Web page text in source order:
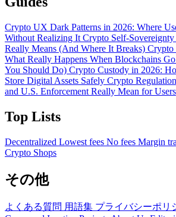
Crypto UX Dark Patterns in 2026: Where
Without Realizing It Crypto Self-
Really Means (And Where It Breaks) Crypto
What Really Happens When Blockchains
You Should Do) Crypto Custody in 2026:
Store Digital Assets Safely Crypto
and U.S. Enforcement Really Mean for Users
Top Lists
Decentralized Lowest fees No fees Margin
Crypto Shops
その他
よくある質問 用語集 プライバシーポリ